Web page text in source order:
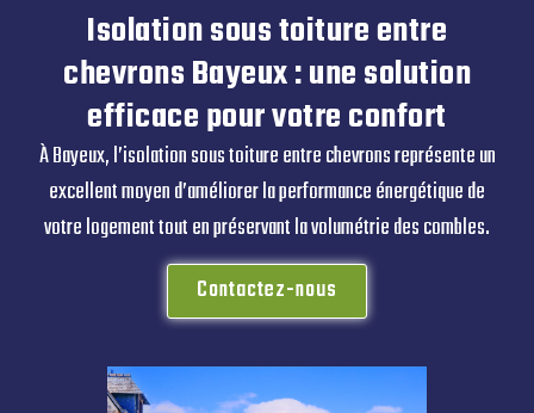
Isolation sous toiture entre
chevrons Bayeux : une solution
efficace pour votre confort
À Bayeux, l’isolation sous toiture entre chevrons représente un
excellent moyen d’améliorer la performance énergétique de
votre logement tout en préservant la volumétrie des combles.
Contactez-nous